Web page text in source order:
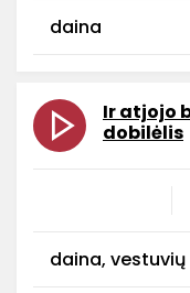
daina
Ir atjojo
dobilėlis
daina, vestuvių